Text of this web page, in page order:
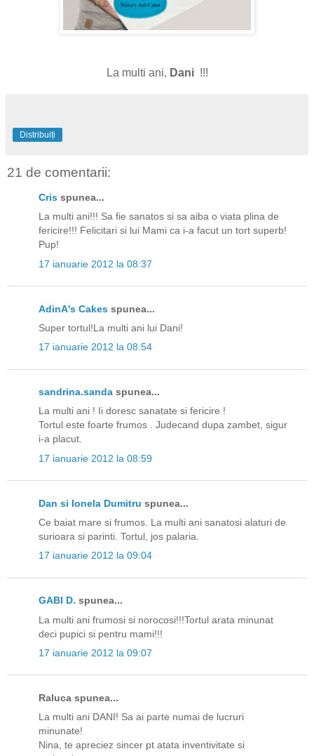
La multi ani, Dani!!!
Distribuiți
21 de comentarii:
Cris spunea...
La multi ani!!! Sa fie sanatos si sa aiba o viata plina de
fericire!!! Felicitari si lui Mami ca i-a facut un tort superb!
Pup!
17 ianuarie 2012 la 08:37
AdinA's Cakes spunea...
Super tortul!La multi ani lui Dani!
17 ianuarie 2012 la 08:54
sandrina.sanda spunea...
La multi ani ! Ii doresc sanatate si fericire !
Tortul este foarte frumos . Judecand dupa zambet, sigur
i-a placut.
17 ianuarie 2012 la 08:59
Dan si Ionela Dumitru spunea...
Ce baiat mare si frumos. La multi ani sanatosi alaturi de
surioara si parinti. Tortul, jos palaria.
17 ianuarie 2012 la 09:04
GABI D. spunea...
La multi ani frumosi si norocosi!!!Tortul arata minunat
deci pupici si pentru mami!!!
17 ianuarie 2012 la 09:07
Raluca spunea...
La multi ani DANI! Sa ai parte numai de lucruri
minunate!
Nina, te apreciez sincer pt atata inventivitate si